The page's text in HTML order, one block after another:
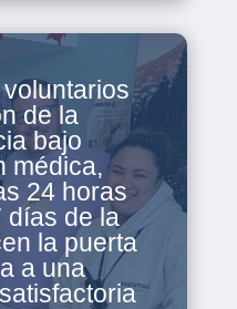
de la
bajo
médica,
24 horas
días de la
la puerta
a una